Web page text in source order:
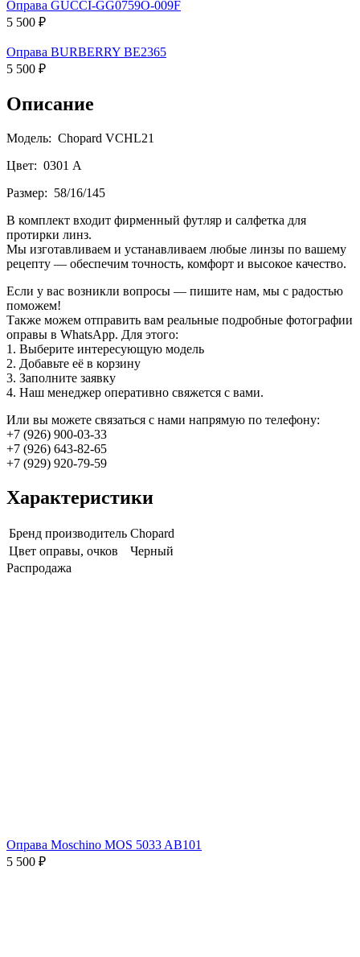
Оправа GUCCI-GG0759O-009F
5 500 ₽
Оправа BURBERRY BE2365
5 500 ₽
Описание
Модель: Chopard VCHL21
Цвет: 0301 A
Размер: 58/16/145
В комплект входит фирменный футляр и салфетка для
протирки линз.
Мы изготавливаем и устанавливаем любые линзы по вашему
рецепту — обеспечим точность, комфорт и высокое качество.
Если у вас возникли вопросы — пишите нам, мы с радостью
поможем!
Также можем отправить вам реальные подробные фотографии
оправы в WhatsApp. Для этого:
1. Выберите интересующую модель
2. Добавьте её в корзину
3. Заполните заявку
4. Наш менеджер оперативно свяжется с вами.
Или вы можете связаться с нами напрямую по телефону:
+7 (926) 900-03-33
+7 (926) 643-82-65
+7 (929) 920-79-59
Характеристики
Бренд производитель Chopard
Цвет оправы, очков
Черный
Распродажа
Оправа Moschino MOS 5033 AB101
5 500 ₽